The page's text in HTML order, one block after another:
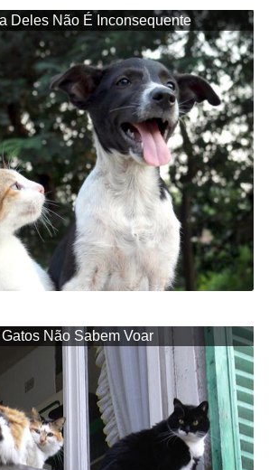
Deles Não É Inconsequente
Não Sabem Voar